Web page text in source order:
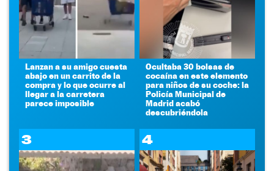
Lanzan a su amigo cuesta
abajo en un carrito de la
compra y lo que ocurre al
llegar a la carretera
parece imposible
Ocultaba 30 bolsas de
cocaína en este elemento
para niños de su coche: la
Policía Municipal de
Madrid acabó
descubriéndola
3 4